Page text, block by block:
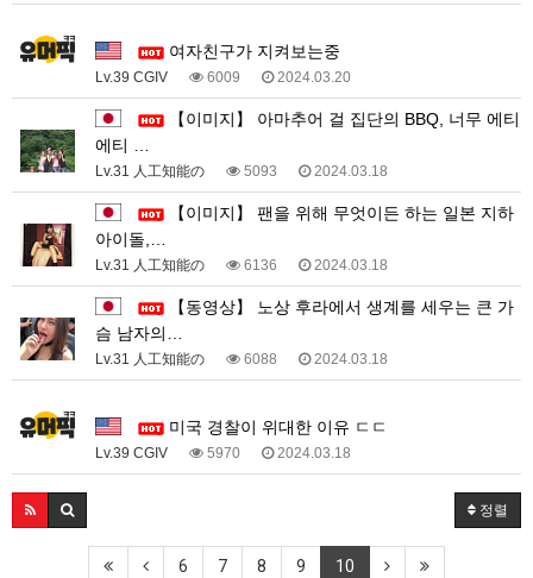
여자친구가 지켜보는중
Lv.39 CGIV 6009 2024.03.20
에티 …
Lv.31 人工知能の 5093 2024.03.18
아이돌,…
Lv.31 人工知能の 6136 2024.03.18
슴 남자의…
Lv.31 人工知能の 6088 2024.03.18
미국 경찰이 위대한 이유 ㄷㄷ
Lv.39 CGIV 5970 2024.03.18
정렬
6 7 8 9 10